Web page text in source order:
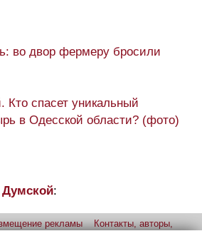
во двор фермеру бросили
спасет уникальный
в Одесской области? (фото)
Думской:
рекламы Контакты, авторы,